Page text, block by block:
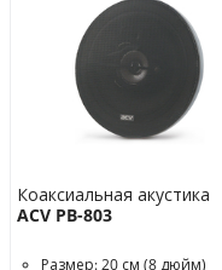
Коаксиальная акустика
ACV PB-803
Размер: 20 см (8 дюйм)